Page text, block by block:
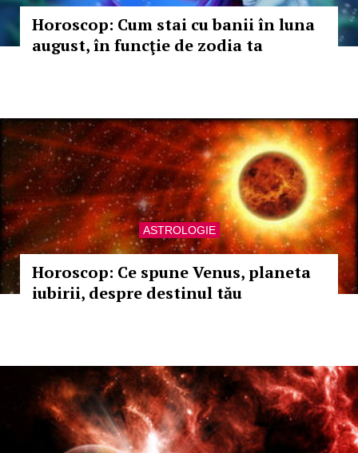
Horoscop: Cum stai cu banii în luna
august, în funcţie de zodia ta
ASTROLOGIE
Horoscop: Ce spune Venus, planeta
iubirii, despre destinul tău